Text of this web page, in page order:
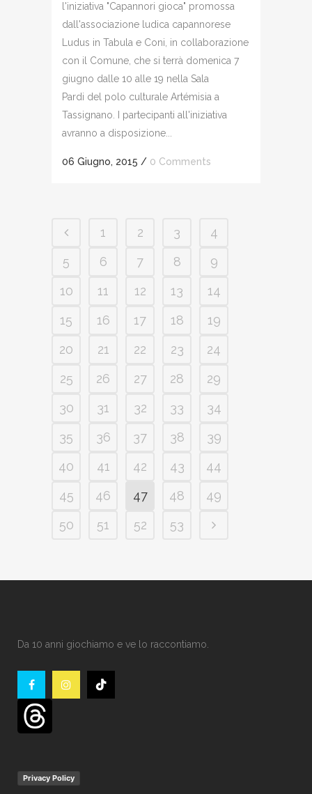
l'iniziativa "Capannori gioca" promossa
dall'associazione ludica capannorese
Ludus in Tabula e Coni, in collaborazione
con il Comune, che si terrà domenica 7
giugno dalle 10 alle 19 nella Sala
Pardi del polo culturale Artémisia a
Tassignano. I partecipanti all'iniziativa
avranno a disposizione...
06 Giugno, 2015 / 0 Comments
1 2 3
4
5
6 7 8
9
10
11 12 13
14
15
16 17 18
19
20
21 22 23
24
25
26 27 28
29
30
31 32 33
34
35
36 37 38
39
40
41 42 43
44
45
46 47 48
49
50
51 52 53
Da 10 anni giochiamo e ve lo raccontiamo.
Privacy Policy